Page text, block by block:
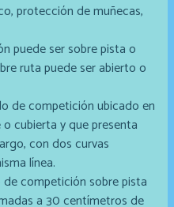
protección de muñecas,
puede ser sobre pista o
ruta puede ser abierto o
de competición ubicado en
cubierta y que presenta
con dos curvas
línea.
competición sobre pista
a 30 centímetros de